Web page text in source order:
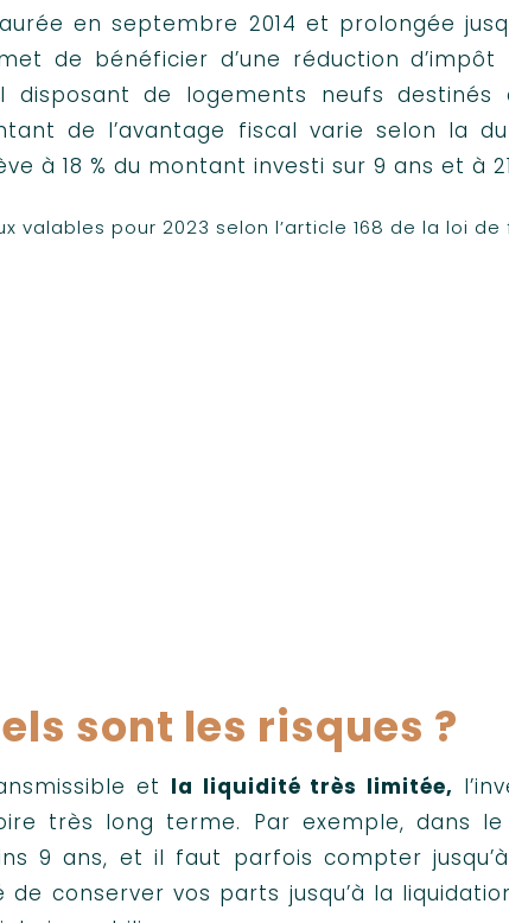
en septembre 2014 et prolongée
de bénéficier d’une réduction
disposant de logements neufs
de l’avantage fiscal varie selon la
à 18 % du montant investi sur 9 ans et à
valables pour 2023 selon l’article 168 de la loi de
sont les risques ?
et la liquidité très limitée,
très long terme. Par exemple, dans le
9 ans, et il faut parfois compter
conserver vos parts jusqu’à la